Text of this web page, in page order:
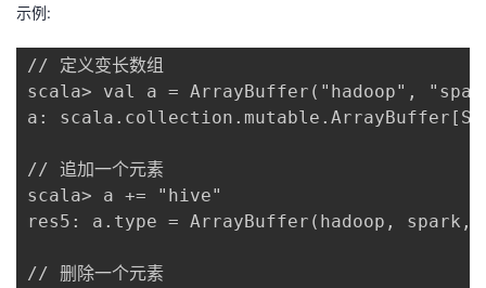
示例:
// 定义变长数组
scala> val a = ArrayBuffer("hadoop",
a:
// 追加一个元素
scala> a += "hive"
res5: a.type = ArrayBuffer(hadoop,
// 删除一个元素